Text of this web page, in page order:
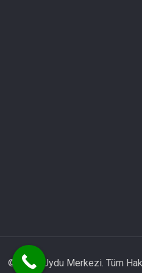
© 2025 Uydu Merkezi. Tüm